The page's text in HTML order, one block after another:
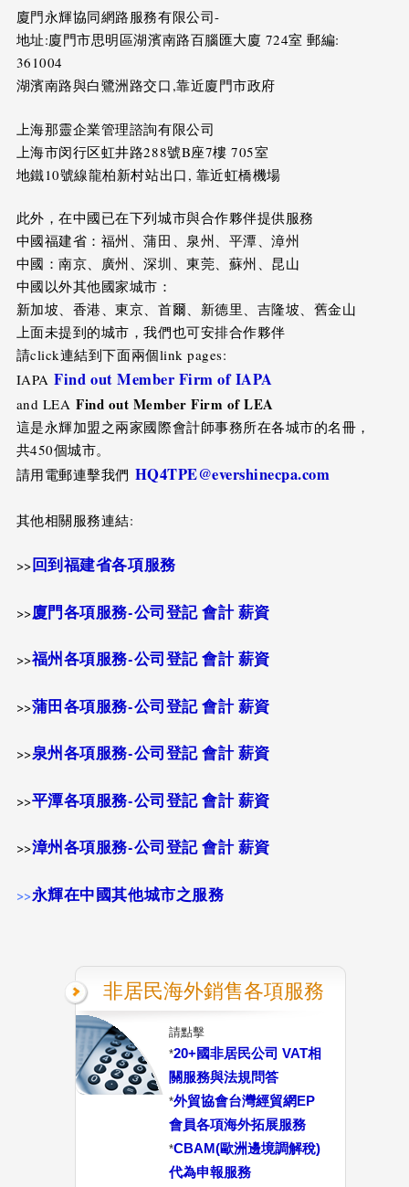
廈門永輝協同網路服務有限公司-
地址:廈門市思明區湖濱南路百腦匯大廈 724室 郵編:
361004
湖濱南路與白鷺洲路交口,靠近廈門市政府
上海那靈企業管理諮詢有限公司
上海市闵行区虹井路288號B座7樓 705室
地鐵10號線龍柏新村站出口, 靠近虹橋機場
此外，在中國已在下列城市與合作夥伴提供服務
中國福建省：福州、蒲田、泉州、平潭、漳州
中國：南京、廣州、深圳、東莞、蘇州、昆山
中國以外其他國家城市：
新加坡、香港、東京、首爾、新德里、吉隆坡、舊金山
上面未提到的城市，我們也可安排合作夥伴
請click連結到下面兩個link pages:
IAPAFind out Member Firm of IAPA
and LEA Find out Member Firm of LEA
這是永輝加盟之兩家國際會計師事務所在各城市的名冊，
共450個城市。
請用電郵連擊我們 HQ4TPE@evershinecpa.com
其他相關服務連結:
>>回到福建省各項服務
>>廈門各項服務-公司登記 會計 薪資
>>福州各項服務-公司登記 會計 薪資
>>蒲田各項服務-公司登記 會計 薪資
>>泉州各項服務-公司登記 會計 薪資
>>平潭各項服務-公司登記 會計 薪資
>>漳州各項服務-公司登記 會計 薪資
>>永輝在中國其他城市之服務
非居民海外銷售各項服務
請點擊
*20+國非居民公司 VAT相
關服務與法規問答
*外貿協會台灣經貿網EP
會員各項海外拓展服務
*CBAM(歐洲邊境調解稅)
代為申報服務